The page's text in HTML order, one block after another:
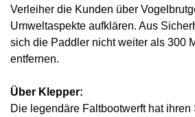
Verleiher die Kunden über
Umweltaspekte aufklären. Aus
sich die Paddler nicht weiter als 300
entfernen.
Über Klepper:
Die legendäre Faltbootwerft hat ihren